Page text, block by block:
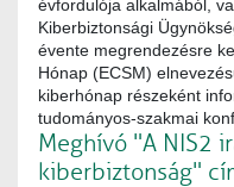
évfordulója alkalmából,
Kiberbiztonsági
évente megrendezésre
Hónap (ECSM)
kiberhónap részeként
tudományos-szakmai
Meghívó "A NIS2
kiberbiztonság"